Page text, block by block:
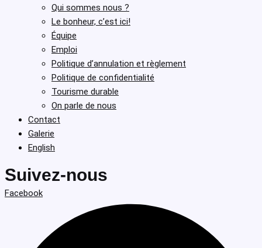
Qui sommes nous ?
Le bonheur, c’est ici!
Équipe
Emploi
Politique d’annulation et règlement
Politique de confidentialité
Tourisme durable
On parle de nous
Contact
Galerie
English
Suivez-nous
Facebook